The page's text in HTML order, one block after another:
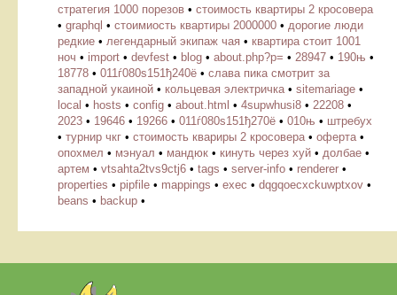
стратегия 1000 порезов • стоимость квартиры 2 кросовера
• graphql • стоимиость квартиры 2000000 • дорогие люди
редкие • легендарный экипаж чая • квартира стоит 1001
ноч • import • devfest • blog • about.php?p= • 28947 • 190њ •
18778 • 011ѓ080ѕ151ђ240ё • слава пика смотрит за
западной укаиной • кольцевая электричка • sitemariage •
local • hosts • config • about.html • 4supwhusi8 • 22208 •
2023 • 19646 • 19266 • 011ѓ080ѕ151ђ270ё • 010њ • штребух
• турнир чкг • стоимость квариры 2 кросовера • оферта •
опохмел • мэнуал • мандюк • кинуть через хуй • долбае •
артем • vtsahta2tvs9ctj6 • tags • server-info • renderer •
properties • pipfile • mappings • exec • dqgqoecxckuwptxov •
beans • backup •